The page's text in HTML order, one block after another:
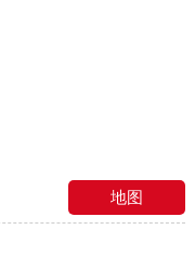
地图